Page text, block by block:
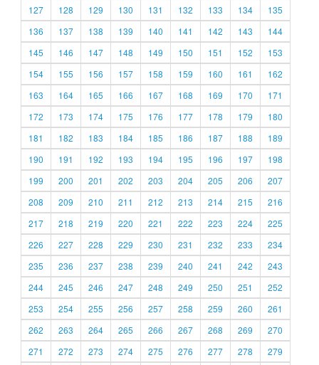
127
128 129 130 131 132 133 134
135
136
137 138 139 140 141 142 143
144
145
146 147 148 149 150 151 152
153
154
155 156 157 158 159 160 161
162
163
164 165 166 167 168 169 170
171
172
173 174 175 176 177 178 179
180
181
182 183 184 185 186 187 188
189
190
191 192 193 194 195 196 197
198
199
200 201 202 203 204 205 206
207
208
209 210 211 212 213 214 215
216
217
218 219 220 221 222 223 224
225
226
227 228 229 230 231 232 233
234
235
236 237 238 239 240 241 242
243
244
245 246 247 248 249 250 251
252
253
254 255 256 257 258 259 260
261
262
263 264 265 266 267 268 269
270
271
272 273 274 275 276 277 278 279